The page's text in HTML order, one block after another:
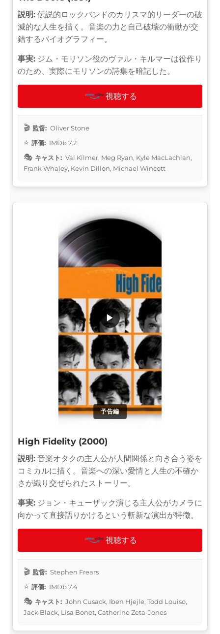
説明: 伝説的ロックバンドのカリスマ的リーダーの破
滅的な人生を描く。音楽の力と自己破壊の衝動が交
錯するバイオグラフィー。
事実: ジム・モリソン役のヴァル・キルマーは役作り
のため、実際にモリソンの詩集を暗記した。
視聴する
監督: Oliver Stone
評価: IMDb 7.2
キャスト: Val Kilmer, Meg Ryan, Kyle MacLachlan,
Frank Whaley, Kevin Dillon, Michael Wincott
予告編
▶
High Fidelity (2000)
説明: 音楽オタクの主人公が人間関係と向き合う姿を
コミカルに描く。音楽への深い愛情と人生の不確か
さが織り交ぜられたストーリー。
事実: ジョン・キューザック演じる主人公がカメラに
向かって直接語りかけるという斬新な演出が特徴。
視聴する
監督: Stephen Frears
評価: IMDb 7.4
キャスト: John Cusack, Iben Hjejle, Todd Louiso,
Jack Black, Lisa Bonet, Catherine Zeta-Jones